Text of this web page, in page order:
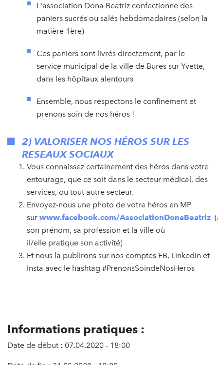
L'association Dona Beatriz confectionne des
paniers sucrés ou salés hebdomadaires (selon la
matière 1ère)
Ces paniers sont livrés directement, par le
service municipal de la ville de Bures sur Yvette,
dans les hôpitaux alentours
Ensemble, nous respectons le confinement et
prenons soin de nos héros !
2) VALORISER NOS HÉROS SUR LES
RESEAUX SOCIAUX
Vous connaissez certainement des héros dans votre
entourage, que ce soit dans le secteur médical, des
services, ou tout autre secteur.
Envoyez-nous une photo de votre héros en MP
sur www.facebook.com/AssociationDonaBeatriz
son prénom, sa profession et la ville où
il/elle pratique son activité)
Et nous la publirons sur nos comptes FB, Linkedin et
Insta avec le hashtag #PrenonsSoindeNosHeros
Informations pratiques :
Date de début : 07.04.2020 - 18:00